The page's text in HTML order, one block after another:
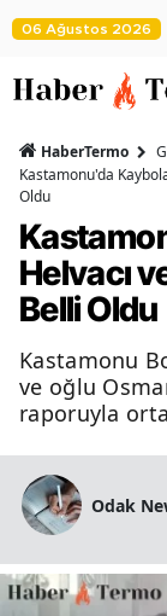
06 Ağustos 2026
HaberTermo
Kastamonu'da
Oldu
Helvacı
Belli Oldu
Kastamonu
ve oğlu
raporuyla
Odak